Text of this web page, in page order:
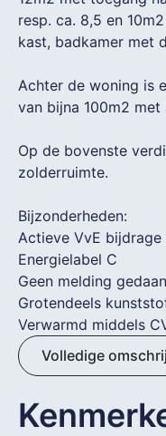
resp. ca. 8,5 en
kast, badkamer met
Achter de woning is
van bijna 100m2
Op de bovenste
zolderruimte.
Bijzonderheden:
Actieve VvE
Energielabel C
Geen melding
Grotendeels
Verwarmd middels
Volledige